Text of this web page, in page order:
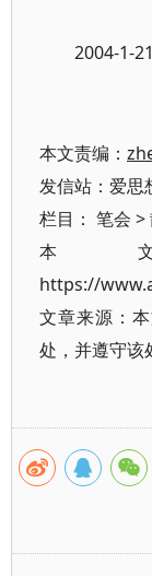
2004-1-
本文责编：
发信站：爱
栏目： 笔会 >
本
https://
文章来源：
处，并遵守该